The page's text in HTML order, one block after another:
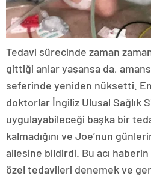
Tedavi sürecinde zaman
gittiği anlar yaşansa da,
seferinde yeniden nüksetti.
doktorlar İngiliz Ulusal Sağlık
uygulayabileceği başka bir
kalmadığını ve Joe’nun
ailesine bildirdi. Bu acı
özel tedavileri denemek ve